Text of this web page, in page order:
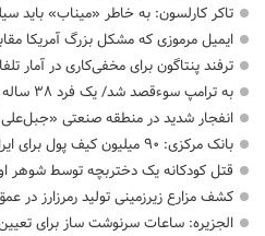
تاکر کارلسون: به خاطر «میناب» باید
ایمیل مرموزی که مشکل بزرگ آمریکا
ترفند پنتاگون برای مخفی‌کاری در آمار
به ترامپ سوءقصد شد/ یک فرد ۳۸ ساله با مهماتش دستگیر شد
انفجار شدید در منطقه صنعتی
بانک مرکزی: ۹۰ میلیون کیف پول برای ایرانی ها ساخته شد
قتل کودکانه یک دختربچه توسط شوهر
کشف مزارع زیرزمینی تولید رمرزارز در عمق ۱۰ متری
الجزیره: ساعات سرنوشت ساز برای